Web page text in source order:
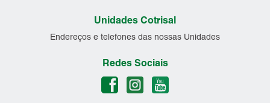
Unidades Cotrisal
Endereços e telefones das nossas Unidades
Redes Sociais